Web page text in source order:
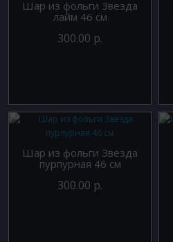
Шар из фольги Звезда
лайм 46 см
300.00 р.
Шар из фольги Звезда
пурпурная 46 см
300.00 р.